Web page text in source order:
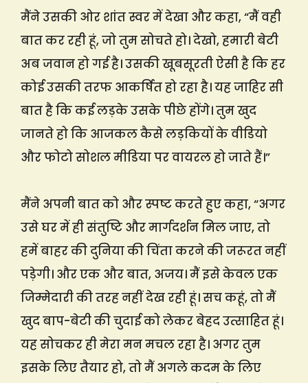
मैंने उसकी ओर शांत स्वर में देखा और कहा, “मैं वही
बात कर रही हूं, जो तुम सोचते हो। देखो, हमारी बेटी
अब जवान हो गई है। उसकी खूबसूरती ऐसी है कि हर
कोई उसकी तरफ आकर्षित हो रहा है। यह जाहिर सी
बात है कि कई लड़के उसके पीछे होंगे। तुम खुद
जानते हो कि आजकल कैसे लड़कियों के वीडियो
और फोटो सोशल मीडिया पर वायरल हो जाते हैं।”
मैंने अपनी बात को और स्पष्ट करते हुए कहा, “अगर
उसे घर में ही संतुष्टि और मार्गदर्शन मिल जाए, तो
हमें बाहर की दुनिया की चिंता करने की जरूरत नहीं
पड़ेगी। और एक और बात, अजय। मैं इसे केवल एक
जिम्मेदारी की तरह नहीं देख रही हूं। सच कहूं, तो मैं
खुद बाप-बेटी की चुदाई को लेकर बेहद उत्साहित हूं।
यह सोचकर ही मेरा मन मचल रहा है। अगर तुम
इसके लिए तैयार हो, तो मैं अगले कदम के लिए